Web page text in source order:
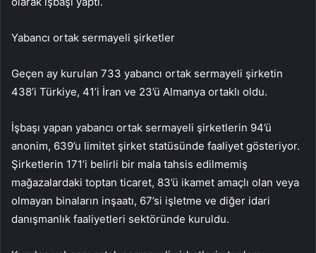
Yabancı ortak sermayeli şirketler
Geçen ay kurulan 733 yabancı ortak sermayeli şirketin
438’i Türkiye, 41’i İran ve 23’ü Almanya ortaklı oldu.
İşbaşı yapan yabancı ortak sermayeli şirketlerin 94’ü
anonim, 639’u limitet şirket statüsünde faaliyet gösteriyor.
Şirketlerin 171’i belirli bir mala tahsis edilmemiş
mağazalardaki toptan ticaret, 83’ü ikamet amaçlı olan veya
olmayan binaların inşaatı, 67’si işletme ve diğer idari
danışmanlık faaliyetleri sektöründe kuruldu.